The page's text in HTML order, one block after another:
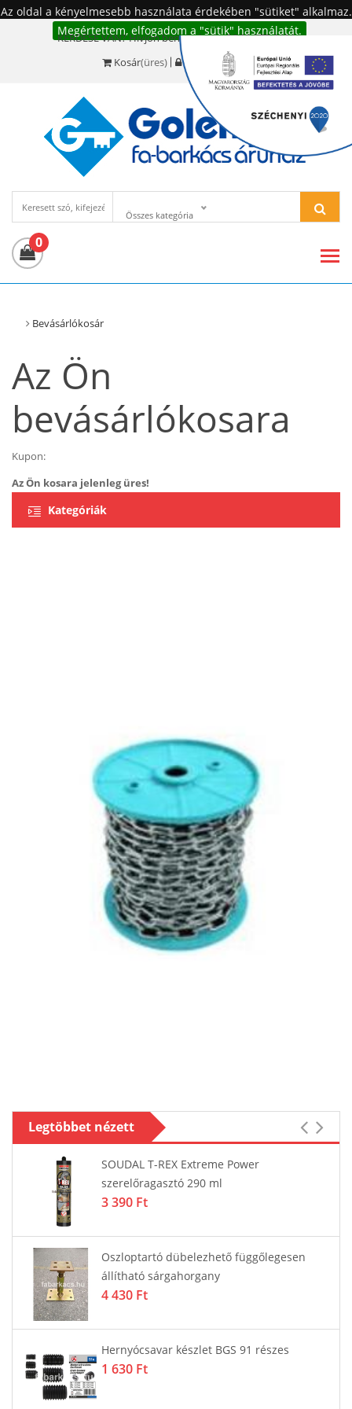
Az oldal a kényelmesebb használata érdekében "sütiket" alkalmaz.
Megértettem, elfogadom a "sütik" használatát.
KÉRDÉSE VAN? Hívjon bennünket!:+36 20 977-6494
Kosár(üres) Bejelentkezés
Összes kategória
0
Bevásárlókosár
Az Ön
bevásárlókosara
Kupon:
Az Ön kosara jelenleg üres!
Kategóriák
Legtöbbet nézett
SOUDAL T-REX Extreme Power
szerelőragasztó 290 ml
3 390 Ft
Oszloptartó dübelezhető függőlegesen
állítható sárgahorgany
4 430 Ft
Hernyócsavar készlet BGS 91 részes
1 630 Ft